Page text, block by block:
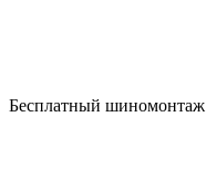
Бесплатный шиномонтаж